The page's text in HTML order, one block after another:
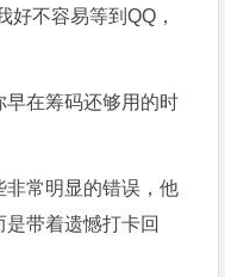
好不容易等到QQ，
早在筹码还够用的时
非常明显的错误，他
带着遗憾打卡回